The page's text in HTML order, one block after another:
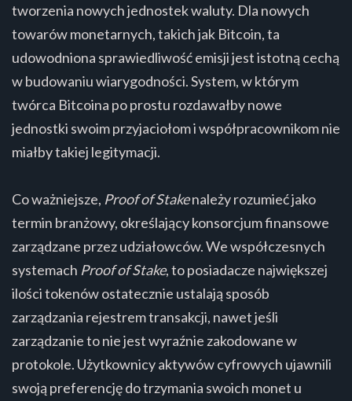
tworzenia nowych jednostek waluty. Dla nowych
towarów monetarnych, takich jak Bitcoin, ta
udowodniona sprawiedliwość emisji jest istotną cechą
w budowaniu wiarygodności. System, w którym
twórca Bitcoina po prostu rozdawałby nowe
jednostki swoim przyjaciołom i współpracownikom nie
miałby takiej legitymacji.
Co ważniejsze, Proof of Stakenależy rozumieć jako
termin branżowy, określający konsorcjum finansowe
zarządzane przez udziałowców. We współczesnych
systemach Proof of Stake, to posiadacze największej
ilości tokenów ostatecznie ustalają sposób
zarządzania rejestrem transakcji, nawet jeśli
zarządzanie to nie jest wyraźnie zakodowane w
protokole. Użytkownicy aktywów cyfrowych ujawnili
swoją preferencję do trzymania swoich monet u